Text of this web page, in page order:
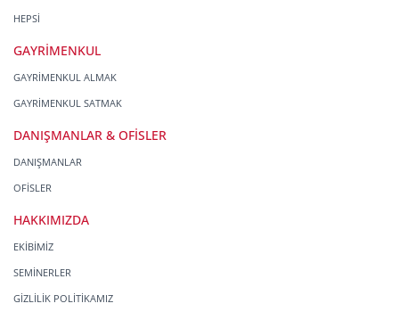
HEPSİ
GAYRİMENKUL
GAYRİMENKUL ALMAK
GAYRİMENKUL SATMAK
DANIŞMANLAR & OFİSLER
DANIŞMANLAR
OFİSLER
HAKKIMIZDA
EKİBİMİZ
SEMİNERLER
GİZLİLİK POLİTİKAMIZ